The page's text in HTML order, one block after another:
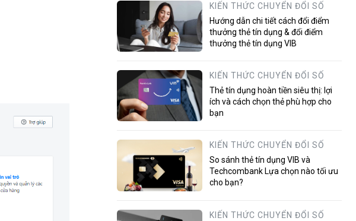
KIẾN THỨC CHUYỂN ĐỔI SỐ
Hướng dẫn chi tiết cách đổi điểm
thưởng thẻ tín dụng & đổi điểm
thưởng thẻ tín dụng VIB
KIẾN THỨC CHUYỂN ĐỔI SỐ
Thẻ tín dụng hoàn tiền siêu thị: lợi
ích và cách chọn thẻ phù hợp cho
bạn
KIẾN THỨC CHUYỂN ĐỔI SỐ
So sánh thẻ tín dụng VIB và
Techcombank Lựa chọn nào tối ưu
cho bạn?
KIẾN THỨC CHUYỂN ĐỔI SỐ